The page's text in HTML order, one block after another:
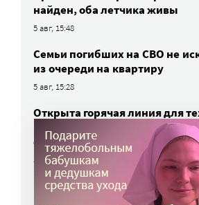
найден, оба летчика живы
5 авг, 15:48
Семьи погибших на СВО не
из очереди на квартиру
5 авг, 15:28
Открыта горячая линия для
не может дозвониться до
отдыхающих в Архипо-
5 авг, 14:32